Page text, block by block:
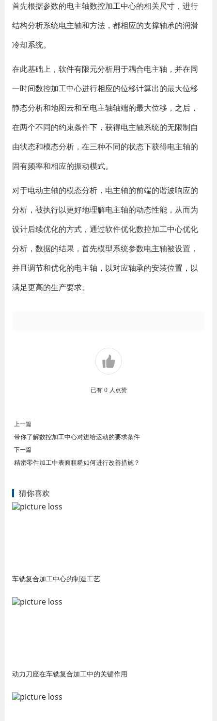
首先根据参数的电主轴数控加工中心的相关尺寸，进行
结构分析系统电主轴和方法，都相应的支撑轴承的润滑
冷却系统。
在此基础上，软件有限元分析用于耦合电主轴，并在同
一时间数控加工中心进行相应的位移计算出的最大位移
静态分析和地图云和至电主轴轴端的最大位移，之后，
在两个不同的约束条件下，获得电主轴系统的无限制自
由状态和模态分析，在三种不同的状态下获得电主轴的
固有频率和相应的振动模式。
对于电动主轴的模态分析，电主轴的前端的谐波响应的
分析，被执行以更好地理解电主轴的动态性能，从而为
设计后续优化的方式，通过软件优化数控加工中心优化
分析，数据的结果，首先模型系统参数电主轴被设置，
并且调节和优化的电主轴，以对应轴承的安装位置，以
满足更高的生产要求。
已有 0 人点赞
上一篇
带你了解数控加工中心对进给运动的要求条件
下一篇
精密零件加工中表面粗糙如何进行改善措施？
猜你喜欢
车铣复合加工中心的制造工艺
动力刀座在车铣复合加工中的关键作用